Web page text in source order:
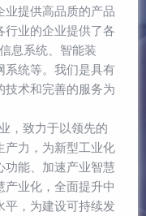
业提供高品质的产品
行业的企业提供了各
息系统、智能装
系统等。我们是具有
技术和完善的服务为
，致力于以领先的
产力，为新型工业化
功能、加速产业智慧
业化，全面提升中
平，为建设可持续发